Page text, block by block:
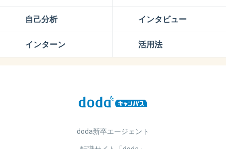
自己分析
インターン
インタビュー
活用法
doda新卒エージェント